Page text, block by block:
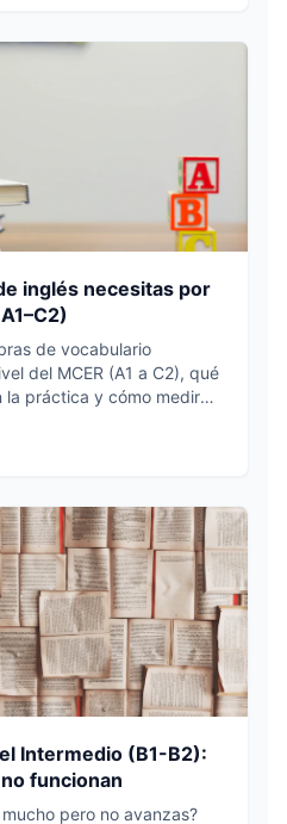
inglés necesitas por
de vocabulario
del MCER (A1 a C2), qué
la práctica y cómo medir
Intermedio (B1-B2):
funcionan
pero no avanzas?